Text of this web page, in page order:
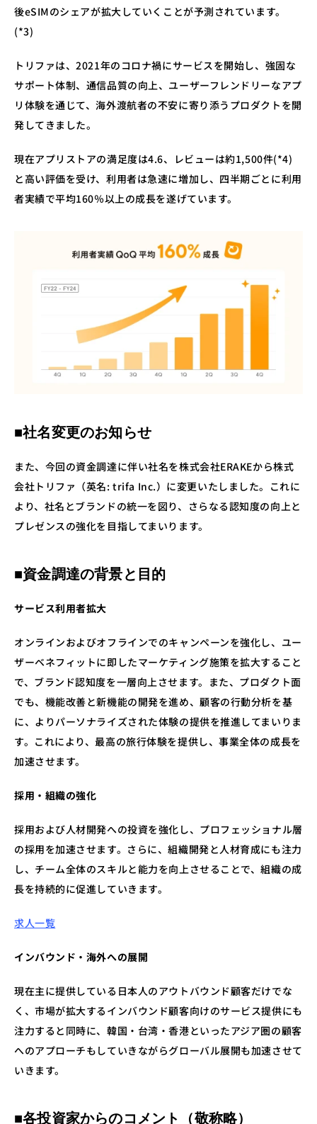
後eSIMのシェアが拡大していくことが予測されています。
(*3)
トリファは、2021年のコロナ禍にサービスを開始し、強固な
サポート体制、通信品質の向上、ユーザーフレンドリーなアプ
リ体験を通じて、海外渡航者の不安に寄り添うプロダクトを開
発してきました。
現在アプリストアの満足度は4.6、レビューは約1,500件(*4)
と高い評価を受け、利用者は急速に増加し、四半期ごとに利用
者実績で平均160％以上の成長を遂げています。
■社名変更のお知らせ
また、今回の資金調達に伴い社名を株式会社ERAKEから株式
会社トリファ（英名: trifa Inc.）に変更いたしました。これに
より、社名とブランドの統一を図り、さらなる認知度の向上と
プレゼンスの強化を目指してまいります。
■資金調達の背景と目的
サービス利用者拡大
オンラインおよびオフラインでのキャンペーンを強化し、ユー
ザーベネフィットに即したマーケティング施策を拡大すること
で、ブランド認知度を一層向上させます。また、プロダクト面
でも、機能改善と新機能の開発を進め、顧客の行動分析を基
に、よりパーソナライズされた体験の提供を推進してまいりま
す。これにより、最高の旅行体験を提供し、事業全体の成長を
加速させます。
採用・組織の強化
採用および人材開発への投資を強化し、プロフェッショナル層
の採用を加速させます。さらに、組織開発と人材育成にも注力
し、チーム全体のスキルと能力を向上させることで、組織の成
長を持続的に促進していきます。
求人一覧
インバウンド・海外への展開
現在主に提供している日本人のアウトバウンド顧客だけでな
く、市場が拡大するインバウンド顧客向けのサービス提供にも
注力すると同時に、韓国・台湾・香港といったアジア圏の顧客
へのアプローチもしていきながらグローバル展開も加速させて
いきます。
■各投資家からのコメント（敬称略）